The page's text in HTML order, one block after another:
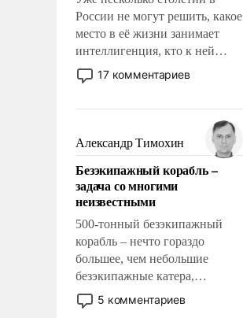
России не могут решить, какое
место в её жизни занимает
интеллигенция, кто к ней
принадлежит, а кого из неё
исключили с правом
чем она отличается от просто
образованных людей. Иногда
казалось, что эти вопросы
решены раз и навсегда, но –
нет, не решены.
17 комментариев
Александр Тимохин
Безэкипажный корабль –
задача со многими
неизвестными
500-тонный безэкипажный
корабль – нечто гораздо
большее, чем небольшие
безэкипажные катера,
применение которых уже
стало обыденностью. Задача по
5 комментариев